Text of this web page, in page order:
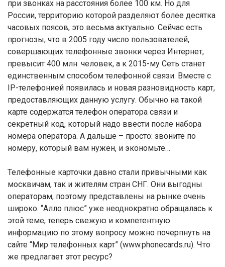
при звонках на расстояния более 100 км. Но для
России, территорию которой разделяют более десятка
часовых поясов, это весьма актуально. Сейчас есть
прогнозы, что в 2005 году число пользователей,
совершающих телефонные звонки через Интернет,
превысит 400 млн. человек, а к 2015-му Сеть станет
единственным способом телефонной связи. Вместе с
IP-телефонией появилась и новая разновидность карт,
предоставляющих данную услугу. Обычно на такой
карте содержатся телефон оператора связи и
секретный код, который надо ввести после набора
номера оператора. А дальше – просто: звоните по
номеру, который вам нужен, и экономьте…
Телефонные карточки давно стали привычными как
москвичам, так и жителям стран СНГ. Они выгодны
операторам, поэтому представлены на рынке очень
широко. “Алло плюс” уже неоднократно обращалась к
этой теме, теперь свежую и компетентную
информацию по этому вопросу можно почерпнуть на
сайте “Мир телефонных карт” (www.phonecards.ru). Что
же предлагает этот ресурс?